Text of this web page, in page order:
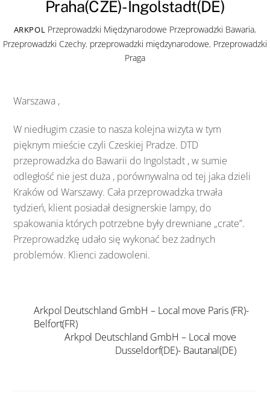
Praha(CZE)-Ingolstadt(DE)
ARKPOL Przeprowadzki Międzynarodowe Przeprowadzki Bawaria,
Przeprowadzki Czechy, przeprowadzki międzynarodowe, Przeprowadzki
Praga
Warszawa ,
W niedługim czasie to nasza kolejna wizyta w tym
pięknym mieście czyli Czeskiej Pradze. DTD
przeprowadzka do Bawarii do Ingolstadt , w sumie
odległość nie jest duża , porównywalna od tej jaka dzieli
Kraków od Warszawy. Cała przeprowadzka trwała
tydzień, klient posiadał designerskie lampy, do
spakowania których potrzebne były drewniane „crate”.
Przeprowadzkę udało się wykonać bez żadnych
problemów. Klienci zadowoleni.
Arkpol Deutschland GmbH – Local move Paris (FR)-
Belfort(FR)
Arkpol Deutschland GmbH – Local move
Dusseldorf(DE)- Bautanal(DE)